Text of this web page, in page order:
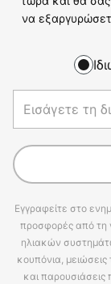
να
Εγγραφείτε στο
προσφορές από τη
ηλιακών
κουπόνια,
και